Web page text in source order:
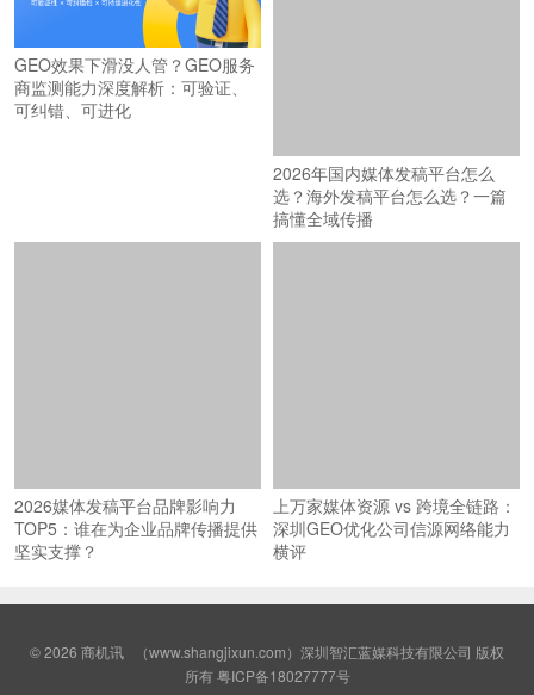
GEO效果下滑没人管？GEO服务
商监测能力深度解析：可验证、
可纠错、可进化
© 2026商机讯（www.shangjixun.com）深圳智汇蓝媒科技有限公司 版权
粤ICP备18027777号